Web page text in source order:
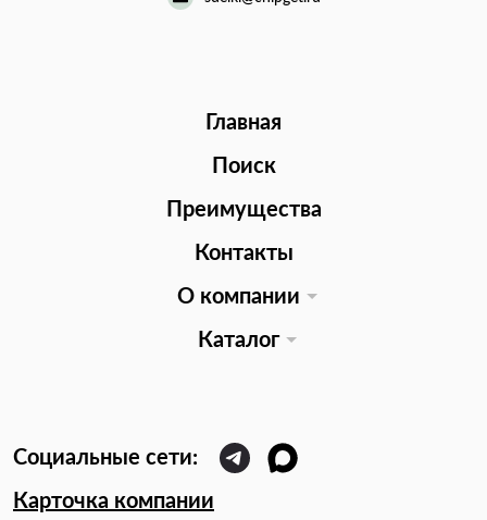
Главная
Поиск
Преимущества
Контакты
О компании
Каталог
Карточка компании